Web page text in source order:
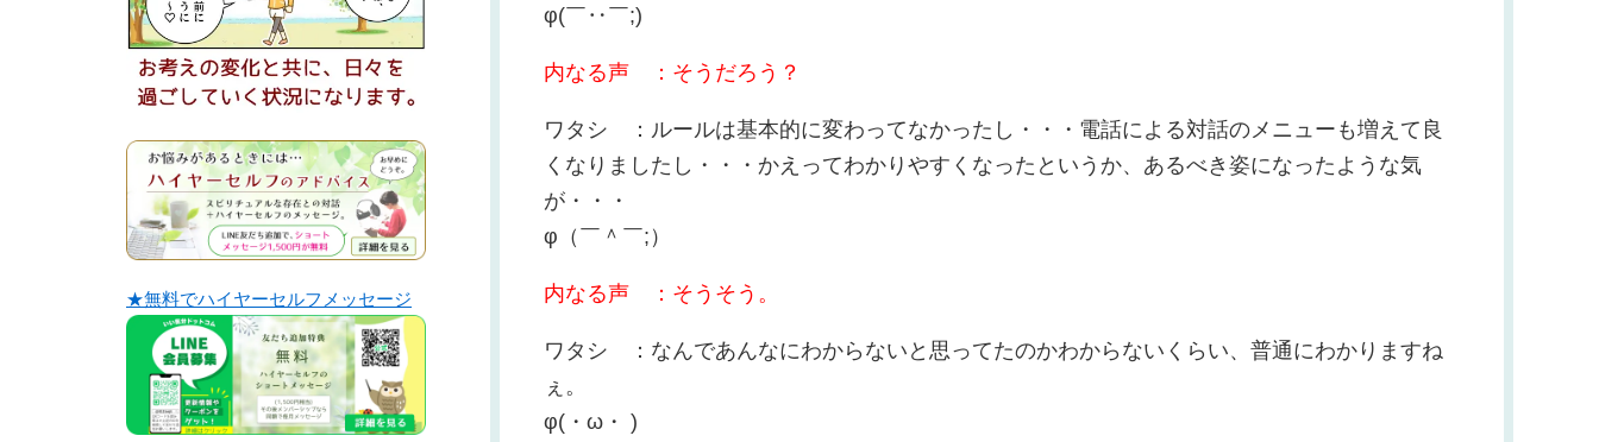
φ(￣‥￣;)
内なる声 ：そうだろう？
ワタシ ：ルールは基本的に変わってなかったし・・・電話による対話のメニューも増えて良
くなりましたし・・・かえってわかりやすくなったというか、あるべき姿になったような気
が・・・
φ（￣＾￣;）
内なる声 ：そうそう。
ワタシ ：なんであんなにわからないと思ってたのかわからないくらい、普通にわかりますね
ぇ。
φ(・ω・ )